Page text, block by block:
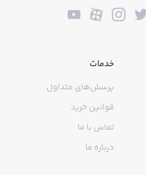
خدمات
پرسش‌های متداول
قوانین خرید
تماس با ما
درباره ما